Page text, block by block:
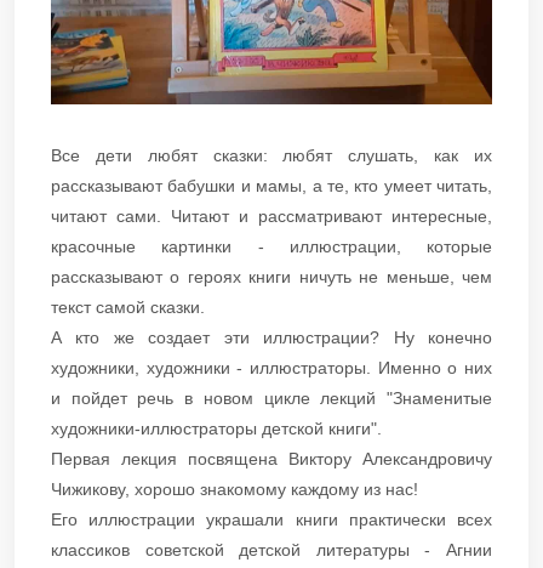
Все дети любят сказки: любят слушать, как их
рассказывают бабушки и мамы, а те, кто умеет читать,
читают сами. Читают и рассматривают интересные,
красочные картинки - иллюстрации, которые
рассказывают о героях книги ничуть не меньше, чем
текст самой сказки.
А кто же создает эти иллюстрации? Ну конечно
художники, художники - иллюстраторы. Именно о них
и пойдет речь в новом цикле лекций "Знаменитые
художники-иллюстраторы детской книги".
Первая лекция посвящена Виктору Александровичу
Чижикову, хорошо знакомому каждому из нас!
Его иллюстрации украшали книги практически всех
классиков советской детской литературы - Агнии